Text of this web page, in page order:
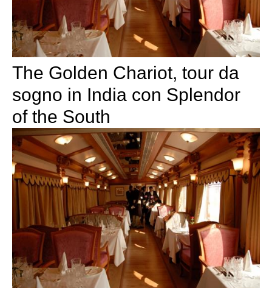
The Golden Chariot, tour da
sogno in India con Splendor
of the South